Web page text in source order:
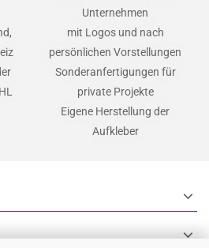
Unternehmen
mit Logos und nach
persönlichen Vorstellungen
Sonderanfertigungen für
private Projekte
Eigene Herstellung der
Aufkleber
expand_more
expand_more